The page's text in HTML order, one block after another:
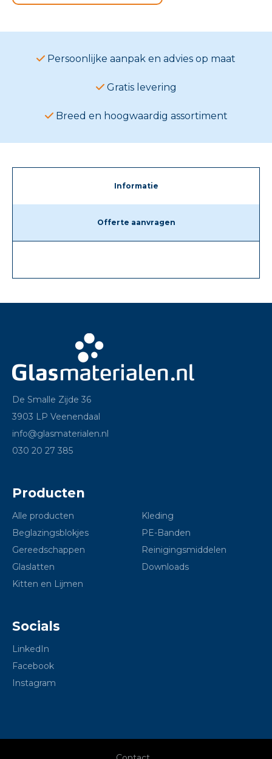
Persoonlijke aanpak en advies op maat
Gratis levering
Breed en hoogwaardig assortiment
Informatie
Offerte aanvragen
De Smalle Zijde 36
3903 LP Veenendaal
info@glasmaterialen.nl
030 20 27 385
Producten
Alle producten
Beglazingsblokjes
Gereedschappen
Glaslatten
Kitten en Lijmen
Kleding
PE-Banden
Reinigingsmiddelen
Downloads
Socials
LinkedIn
Facebook
Instagram